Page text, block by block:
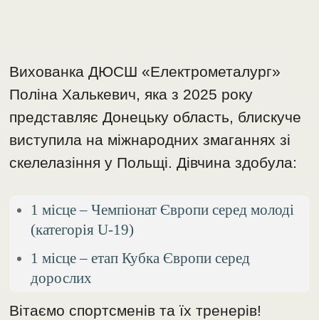
Вихованка ДЮСШ «Електрометалург»
Поліна Халькевич, яка з 2025 року
представляє Донецьку область, блискуче
виступила на міжнародних змаганнях зі
скелелазіння у Польщі. Дівчина здобула:
1 місце – Чемпіонат Європи серед молоді
(категорія U-19)
1 місце – етап Кубка Європи серед
дорослих
Вітаємо спортсменів та їх тренерів!